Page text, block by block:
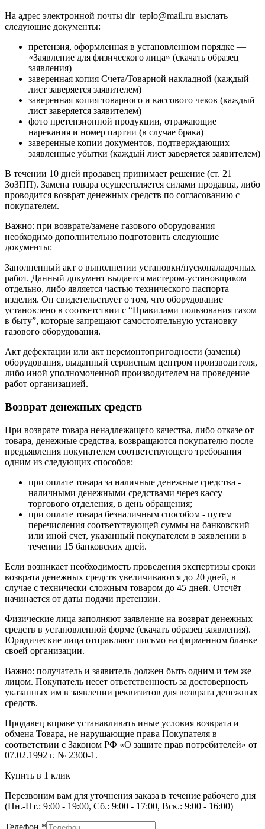
На адрес электронной почты dir_teplo@mail.ru выслать
следующие документы:
претензия, оформленная в установленном порядке —
«Заявление для физического лица» (скачать образец
заявления)
заверенная копия Счета/Товарной накладной (каждый
лист заверяется заявителем)
заверенная копия товарного и кассового чеков (каждый
лист заверяется заявителем)
фото претензионной продукции, отражающие
нарекания и номер партии (в случае брака)
заверенные копии документов, подтверждающих
заявленные убытки (каждый лист заверяется заявителем)
В течении 10 дней продавец принимает решение (ст. 21
ЗоЗПП). Замена товара осуществляется силами продавца, либо
проводится возврат денежных средств по согласованию с
покупателем.
Важно: при возврате/замене газового оборудования
необходимо дополнительно подготовить следующие
документы:
Заполненный акт о выполнении установки/пусконаладочных
работ. Данный документ выдается мастером-установщиком
отдельно, либо является частью технического паспорта
изделия. Он свидетельствует о том, что оборудование
установлено в соответствии с “Правилами пользования газом
в быту”, которые запрещают самостоятельную установку
газового оборудования.
Акт дефектации или акт неремонтопригодности (замены)
оборудования, выданный сервисным центром производителя,
либо иной уполномоченной производителем на проведение
работ организацией.
Возврат денежных средств
При возврате товара ненадлежащего качества, либо отказе от
товара, денежные средства, возвращаются покупателю после
предъявления покупателем соответствующего требования
одним из следующих способов:
при оплате товара за наличные денежные средства -
наличными денежными средствами через кассу
торгового отделения, в день обращения;
при оплате товара безналичным способом - путем
перечисления соответствующей суммы на банковский
или иной счет, указанный покупателем в заявлении в
течении 15 банковских дней.
Если возникает необходимость проведения экспертизы сроки
возврата денежных средств увеличиваются до 20 дней, в
случае с технически сложным товаром до 45 дней. Отсчёт
начинается от даты подачи претензии.
Физические лица заполняют заявление на возврат денежных
средств в установленной форме (скачать образец заявления).
Юридические лица отправляют письмо на фирменном бланке
своей организации.
Важно: получатель и заявитель должен быть одним и тем же
лицом. Покупатель несет ответственность за достоверность
указанных им в заявлении реквизитов для возврата денежных
средств.
Продавец вправе устанавливать иные условия возврата и
обмена Товара, не нарушающие права Покупателя в
соответствии с Законом РФ «О защите прав потребителей» от
07.02.1992 г. № 2300-1.
Купить в 1 клик
Перезвоним вам для уточнения заказа в течение рабочего дня
(Пн.-Пт.: 9:00 - 19:00, Сб.: 9:00 - 17:00, Вск.: 9:00 - 16:00)
Телефон *